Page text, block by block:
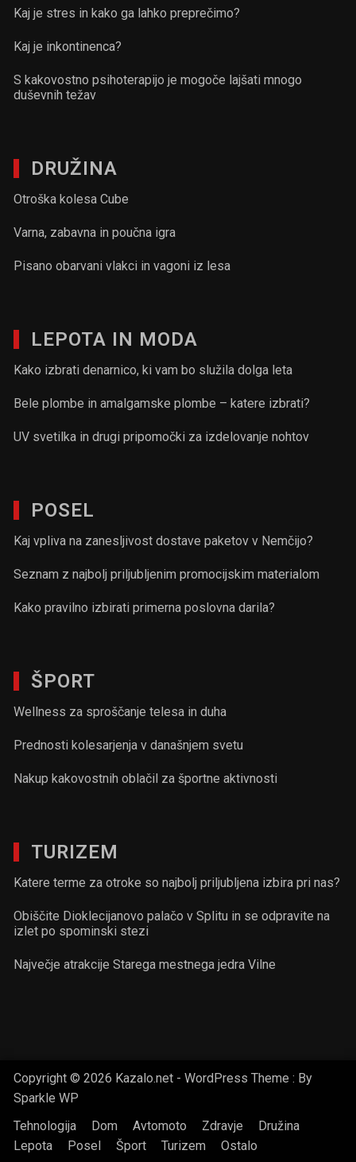
Kaj je stres in kako ga lahko preprečimo?
Kaj je inkontinenca?
S kakovostno psihoterapijo je mogoče lajšati mnogo
duševnih težav
DRUŽINA
Otroška kolesa Cube
Varna, zabavna in poučna igra
Pisano obarvani vlakci in vagoni iz lesa
LEPOTA IN MODA
Kako izbrati denarnico, ki vam bo služila dolga leta
Bele plombe in amalgamske plombe – katere izbrati?
UV svetilka in drugi pripomočki za izdelovanje nohtov
POSEL
Kaj vpliva na zanesljivost dostave paketov v Nemčijo?
Seznam z najbolj priljubljenim promocijskim materialom
Kako pravilno izbirati primerna poslovna darila?
ŠPORT
Wellness za sproščanje telesa in duha
Prednosti kolesarjenja v današnjem svetu
Nakup kakovostnih oblačil za športne aktivnosti
TURIZEM
Katere terme za otroke so najbolj priljubljena izbira pri nas?
Obiščite Dioklecijanovo palačo v Splitu in se odpravite na
izlet po spominski stezi
Največje atrakcije Starega mestnega jedra Vilne
Copyright © 2026 Kazalo.net - WordPress Theme : By
Sparkle WP
Tehnologija
Dom Avtomoto Zdravje
Družina
Lepota
Posel Šport Turizem Ostalo